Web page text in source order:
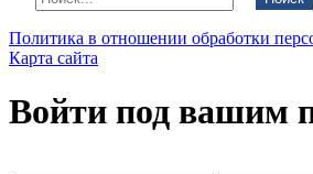
Политика в отношении обработки
Карта сайта
Войти под вашим